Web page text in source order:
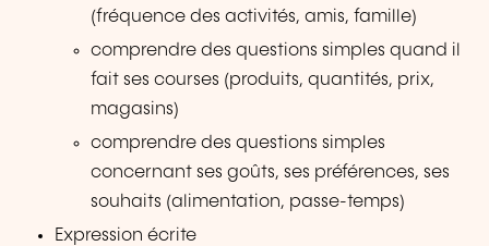
(fréquence des activités, amis, famille)
comprendre des questions simples quand il
fait ses courses (produits, quantités, prix,
magasins)
comprendre des questions simples
concernant ses goûts, ses préférences, ses
souhaits (alimentation, passe-temps)
Expression écrite